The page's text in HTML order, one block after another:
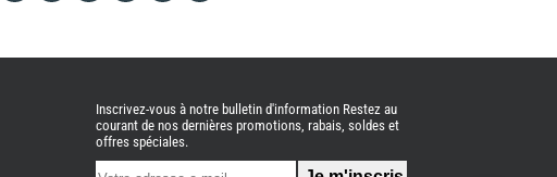
Inscrivez-vous à notre bulletin d'information Restez au
courant de nos dernières promotions, rabais, soldes et
offres spéciales.